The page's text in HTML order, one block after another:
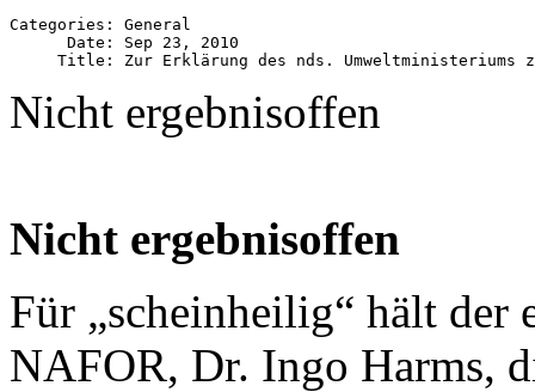
Categories: General
      Date: Sep 23, 2010
Nicht ergebnisoffen
Nicht ergebnisoffen
Für „scheinheilig“ hält der
NAFOR, Dr. Ingo Harms,